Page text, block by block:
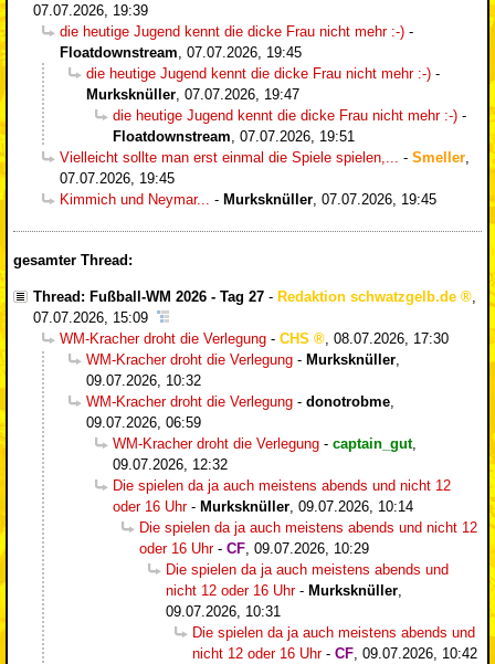
07.07.2026, 19:39
die heutige Jugend kennt die dicke Frau nicht mehr :-) -
Floatdownstream 07.07.2026, 19:45
die heutige Jugend kennt die dicke Frau nicht mehr :-) -
Murksknüller 07.07.2026, 19:47
die heutige Jugend kennt die dicke Frau nicht mehr :-) -
Floatdownstream 07.07.2026, 19:51
Vielleicht sollte man erst einmal die Spiele spielen,...
- Smeller
07.07.2026, 19:45
Kimmich und Neymar...
- Murksknüller 07.07.2026, 19:45
gesamter Thread:
Thread: Fußball-WM 2026 - Tag 27 - Redaktion schwatzgelb.de
,
07.07.2026, 15:09
WM-Kracher droht die Verlegung - CHS , 08.07.2026, 17:30
WM-Kracher droht die Verlegung - Murksknüller,
09.07.2026, 10:32
WM-Kracher droht die Verlegung - donotrobme,
09.07.2026, 06:59
WM-Kracher droht die Verlegung - captain_gut,
09.07.2026, 12:32
Die spielen da ja auch meistens abends und nicht 12
oder 16 Uhr- Murksknüller, 09.07.2026, 10:14
Die spielen da ja auch meistens abends und nicht 12
oder 16 Uhr- CF, 09.07.2026, 10:29
Die spielen da ja auch meistens abends und
nicht 12 oder 16 Uhr- Murksknüller,
09.07.2026, 10:31
Die spielen da ja auch meistens abends und
nicht 12 oder 16 Uhr- CF, 09.07.2026, 10:42